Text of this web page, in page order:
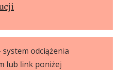
odciążenia
lub link poniżej